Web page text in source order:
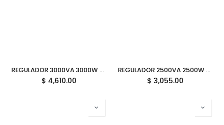
REGULADOR 3000VA 3000W COMPLET XPOWER ERV-10-006 2C 11M DE GARANTIA
$ 4,610.00
REGULADOR 2500VA 2500W COMPLET XPOWER 2C ERV-10-005 2C 11M DE GARANTIA
$ 3,055.00